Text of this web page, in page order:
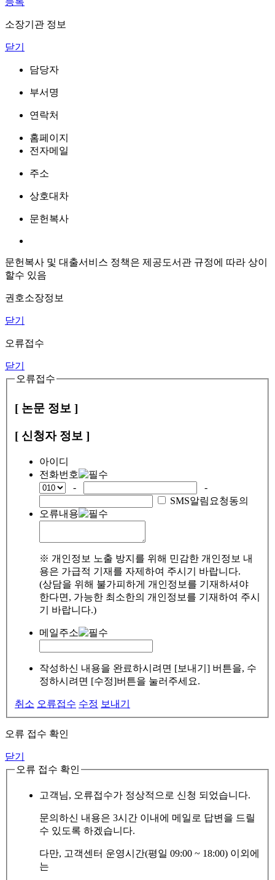
소장기관 정보
닫기
담당자
부서명
연락처
홈페이지
전자메일
주소
상호대차
문헌복사
문헌복사 및 대출서비스 정책은 제공도서관 규정에 따라 상이
할수 있음
권호소장정보
닫기
오류접수
닫기
오류접수
[ 논문 정보 ]
[ 신청자 정보 ]
아이디
전화번호
-
-
SMS알림요청동의
오류내용
※ 개인정보 노출 방지를 위해 민감한 개인정보 내
용은 가급적 기재를 자제하여 주시기 바랍니다.
(상담을 위해 불가피하게 개인정보를 기재하셔야
한다면, 가능한 최소한의 개인정보를 기재하여 주시
기 바랍니다.)
메일주소
작성하신 내용을 완료하시려면 [보내기] 버튼을, 수
정하시려면 [수정]버튼을 눌러주세요.
취소 오류접수 수정 보내기
오류 접수 확인
닫기
오류 접수 확인
고객님, 오류접수가 정상적으로 신청 되었습니다.
문의하신 내용은 3시간 이내에 메일로 답변을 드릴
수 있도록 하겠습니다.
다만, 고객센터 운영시간(평일 09:00 ~ 18:00) 이외에
는